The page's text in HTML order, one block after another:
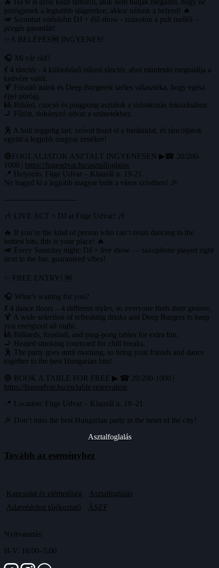
pörögjenek a legtutibb slágerekre, akkor nálunk a helyed! 🔥
🎺 Szombat esténként DJ + élő show - szaxofon a pult mellől –
pörgés garantált!
✨A BELÉPÉS🆓 INGYENES!
🎧 Mi vár rád?
💃 4 tánctér - 4 különböző stílusú tánctér, ahol mindenki megtalálja a
kedvére valót.
🍹 Frissítő italok és Deep Burgerek széles választéka, hogy egész
éjjel pörögj.
🎱 Biliárd, csocsó és pingpong asztalok a szórakozás fokozásához.
🚬 Fűtött, dohányzó udvar a szünetekhez.
🕺 A buli reggelig tart, szóval hozd el a barátaidat, és táncoljatok
együtt a legjobb magyar zenékre!
🔴FOGLALJATOK ASZTALT INGYENESEN ▶☎ 20/200-
1000 | https://fugeudvar.hu/asztalfoglalas
📍 Helyszín: Füge Udvar – Klauzál u. 19-21.
Ne hagyd ki a legjobb magyar bulit a város szívében! 🎉
------------------------------
🎶 LIVE ACT + DJ at Füge Udvar! 🎶
🔥 If you’re the kind of person who can’t resist dancing to the
hottest hits, this is your place! 🔥
🎺 Every Saturday night: DJ + live show — saxophone played right
next to the bar, guaranteed vibes!
✨ FREE ENTRY! 🆓
🎧 What’s waiting for you?
💃 4 dance floors – 4 different styles, so everyone finds their groove.
🍹 A wide selection of refreshing drinks and Deep Burgers to keep
you energized all night.
🎱 Billiards, foosball, and ping-pong tables for extra fun.
🚬 Heated smoking courtyard for chill breaks.
🕺 The party goes until morning, so bring your friends and dance
together to the best Hungarian hits!
🔴 BOOK A TABLE FOR FREE ▶ ☎ 20/200-1000 |
https://fugeudvar.hu/en/table-reservation
📍 Location: Füge Udvar – Klauzál u. 19–21.
🎉 Don’t miss the best Hungarian party in the heart of the city!
Asztalfoglalás
Tovább az eseményhez
Kapcsolat és elérhetőség
Asztalfoglalás
Adatvédelmi tájékoztató
ÁSZF
Nyitvatartás:
H-V: 16:00–5:00